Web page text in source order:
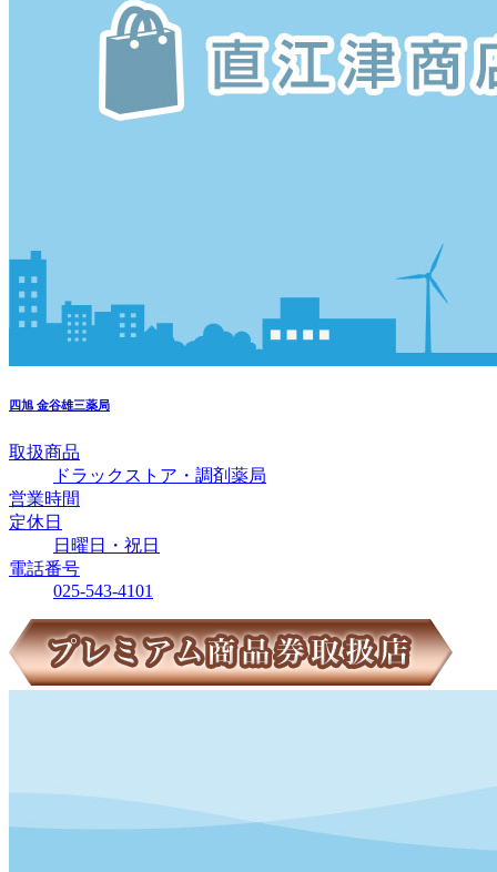
四旭 金谷雄三薬局
取扱商品
ドラックストア・調剤薬局
営業時間
定休日
日曜日・祝日
電話番号
025-543-4101